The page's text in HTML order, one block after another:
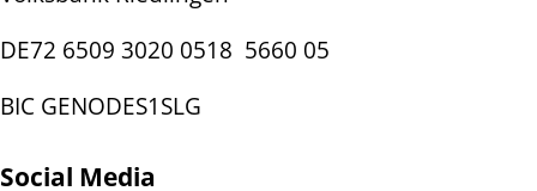
DE72 6509 3020 0518 5660 05
BIC GENODES1SLG
Social Media